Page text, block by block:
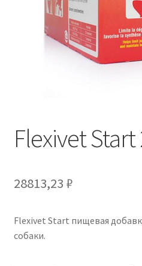
Отзывы
Оформление заказа
Скидки
Flexivet Start
28813,23 ₽
Flexivet Start пищевая
собаки.